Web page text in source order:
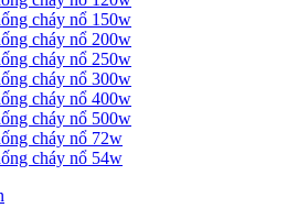
cháy nổ 150w
cháy nổ 200w
cháy nổ 250w
cháy nổ 300w
cháy nổ 400w
cháy nổ 500w
cháy nổ 72w
cháy nổ 54w